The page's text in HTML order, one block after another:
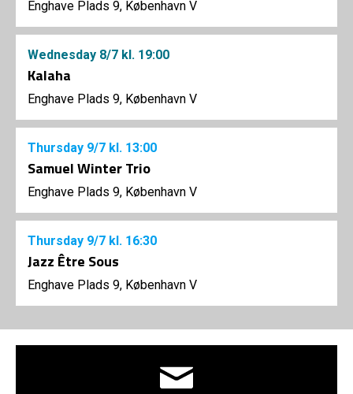
Enghave Plads 9, København V
Wednesday 8/7 kl. 19:00
Kalaha
Enghave Plads 9, København V
Thursday 9/7 kl. 13:00
Samuel Winter Trio
Enghave Plads 9, København V
Thursday 9/7 kl. 16:30
Jazz Être Sous
Enghave Plads 9, København V